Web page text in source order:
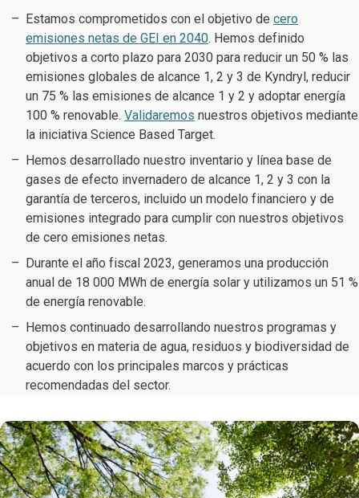
Estamos comprometidos con el objetivo de cero
emisiones netas de GEI en 2040. Hemos definido
objetivos a corto plazo para 2030 para reducir un 50 % las
emisiones globales de alcance 1, 2 y 3 de Kyndryl, reducir
un 75 % las emisiones de alcance 1 y 2 y adoptar energía
100 % renovable. Validaremos nuestros objetivos mediante
la iniciativa Science Based Target.
Hemos desarrollado nuestro inventario y línea base de
gases de efecto invernadero de alcance 1, 2 y 3 con la
garantía de terceros, incluido un modelo financiero y de
emisiones integrado para cumplir con nuestros objetivos
de cero emisiones netas.
Durante el año fiscal 2023, generamos una producción
anual de 18 000 MWh de energía solar y utilizamos un 51 %
de energía renovable.
Hemos continuado desarrollando nuestros programas y
objetivos en materia de agua, residuos y biodiversidad de
acuerdo con los principales marcos y prácticas
recomendadas del sector.